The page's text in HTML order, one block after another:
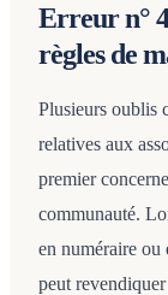
Erreur n°
règles de
Plusieurs oublis
relatives aux
premier
communauté.
en numéraire
peut